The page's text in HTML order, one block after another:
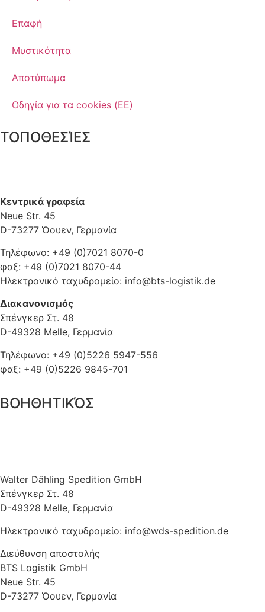
Επαφή
Μυστικότητα
Αποτύπωμα
Οδηγία για τα cookies (ΕΕ)
ΤΟΠΟΘΕΣΊΕΣ
Κεντρικά γραφεία
Neue Str. 45
D-73277 Όουεν, Γερμανία
Τηλέφωνο: +49 (0)7021 8070-0
φαξ: +49 (0)7021 8070-44
Ηλεκτρονικό ταχυδρομείο: info@bts-logistik.de
Διακανονισμός
Σπένγκερ Στ. 48
D-49328 Melle, Γερμανία
Τηλέφωνο: +49 (0)5226 5947-556
φαξ: +49 (0)5226 9845-701
ΒΟΗΘΗΤΙΚΌΣ
Walter Dähling Spedition GmbH
Σπένγκερ Στ. 48
D-49328 Melle, Γερμανία
Ηλεκτρονικό ταχυδρομείο: info@wds-spedition.de
Διεύθυνση αποστολής
BTS Logistik GmbH
Neue Str. 45
D-73277 Όουεν, Γερμανία